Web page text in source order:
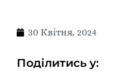
30 Квітня, 2024
Поділитись у: